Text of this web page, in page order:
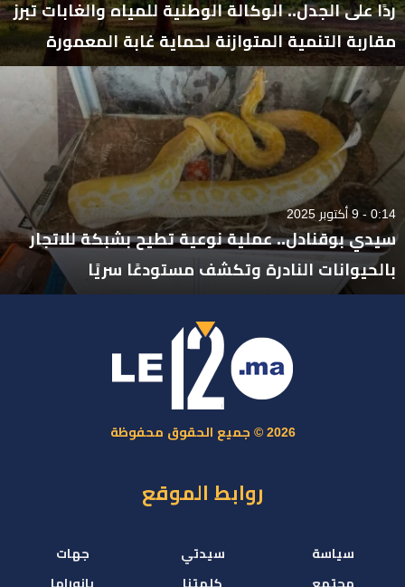
ردًا على الجدل.. الوكالة الوطنية للمياه والغابات تبرز
مقاربة التنمية المتوازنة لحماية غابة المعمورة
0:14 - 9 أكتوبر 2025
سيدي بوقنادل.. عملية نوعية تطيح بشبكة للاتجار
بالحيوانات النادرة وتكشف مستودعًا سريًا
2026 © جميع الحقوق محفوظة
روابط الموقع
سياسة
مجتمع
سيدتي
كلمتنا
جهات
بانوراما